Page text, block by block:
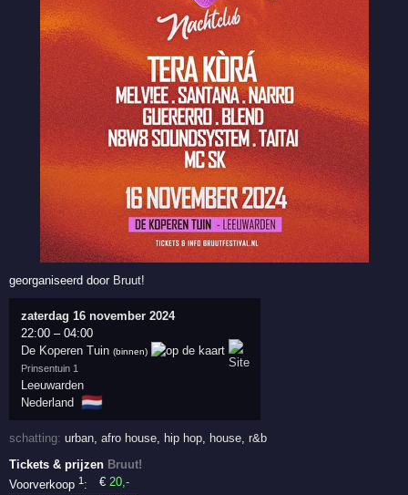
georganiseerd door Bruut!
zaterdag 16 november 2024
22:00 –04:00
De Koperen Tuin (binnen)
Prinsentuin 1
Leeuwarden
Nederland
🇳🇱
schatting:urban,afro house, hip hop, house,r&b
Tickets & prijzen Bruut!
Voorverkoop1: €20,-